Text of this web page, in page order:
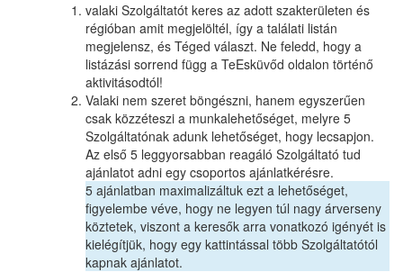
valaki Szolgáltatót keres az adott szakterületen és
régióban amit megjelöltél, így a találati listán
megjelensz, és Téged választ. Ne feledd, hogy a
listázási sorrend függ a TeEsküvőd oldalon történő
aktivitásodtól!
Valaki nem szeret böngészni, hanem egyszerűen
csak közzéteszi a munkalehetőséget, melyre 5
Szolgáltatónak adunk lehetőséget, hogy lecsapjon.
Az első 5 leggyorsabban reagáló Szolgáltató tud
ajánlatot adni egy csoportos ajánlatkérésre.
5 ajánlatban maximalizáltuk ezt a lehetőséget,
figyelembe véve, hogy ne legyen túl nagy árverseny
köztetek, viszont a keresők arra vonatkozó igényét is
kielégítjük, hogy egy kattintással több Szolgáltatótól
kapnak ajánlatot.